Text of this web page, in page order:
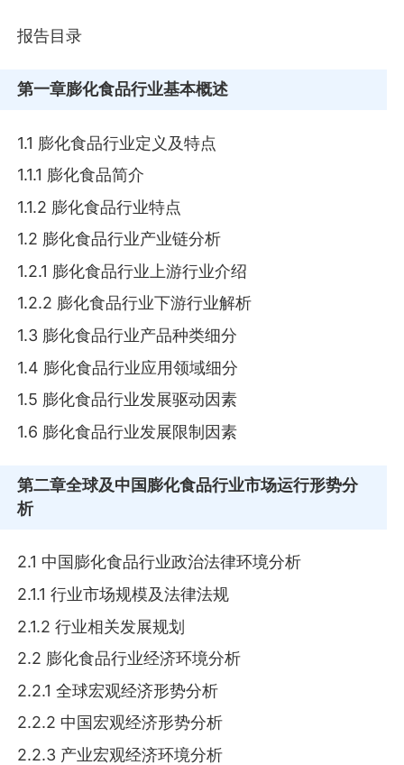
报告目录
第一章膨化食品行业基本概述
1.1 膨化食品行业定义及特点
1.1.1 膨化食品简介
1.1.2 膨化食品行业特点
1.2 膨化食品行业产业链分析
1.2.1 膨化食品行业上游行业介绍
1.2.2 膨化食品行业下游行业解析
1.3 膨化食品行业产品种类细分
1.4 膨化食品行业应用领域细分
1.5 膨化食品行业发展驱动因素
1.6 膨化食品行业发展限制因素
第二章全球及中国膨化食品行业市场运行形势分
析
2.1 中国膨化食品行业政治法律环境分析
2.1.1 行业市场规模及法律法规
2.1.2 行业相关发展规划
2.2 膨化食品行业经济环境分析
2.2.1 全球宏观经济形势分析
2.2.2 中国宏观经济形势分析
2.2.3 产业宏观经济环境分析